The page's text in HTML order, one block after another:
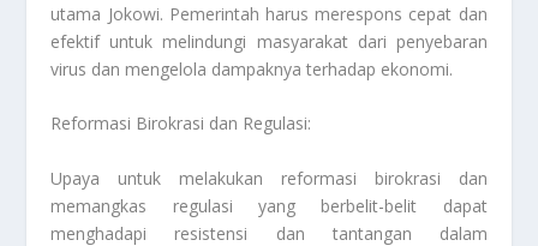
utama Jokowi. Pemerintah harus merespons cepat dan
efektif untuk melindungi masyarakat dari penyebaran
virus dan mengelola dampaknya terhadap ekonomi.
Reformasi Birokrasi dan Regulasi:
Upaya untuk melakukan reformasi birokrasi dan
memangkas regulasi yang berbelit-belit dapat
menghadapi resistensi dan tantangan dalam